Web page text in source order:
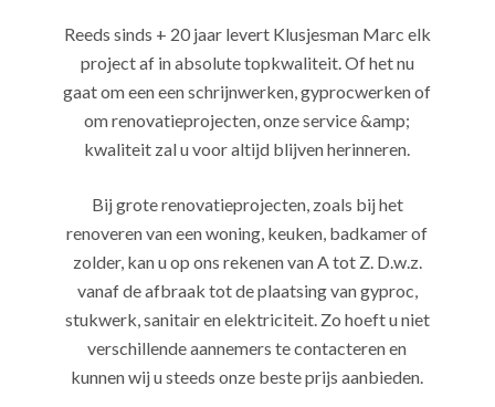
Reeds sinds + 20 jaar levert Klusjesman Marc elk
project af in absolute topkwaliteit. Of het nu
gaat om een een schrijnwerken, gyprocwerken of
om renovatieprojecten, onze service &amp;
kwaliteit zal u voor altijd blijven herinneren.
Bij grote renovatieprojecten, zoals bij het
renoveren van een woning, keuken, badkamer of
zolder, kan u op ons rekenen van A tot Z. D.w.z.
vanaf de afbraak tot de plaatsing van gyproc,
stukwerk, sanitair en elektriciteit. Zo hoeft u niet
verschillende aannemers te contacteren en
kunnen wij u steeds onze beste prijs aanbieden.